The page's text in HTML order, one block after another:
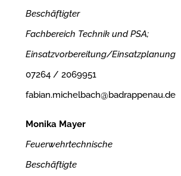
Beschäftigter
Fachbereich Technik und PSA;
Einsatzvorbereitung/Einsatzplanung
07264 / 2069951
fabian.michelbach@badrappenau.de
Monika Mayer
Feuerwehrtechnische
Beschäftigte